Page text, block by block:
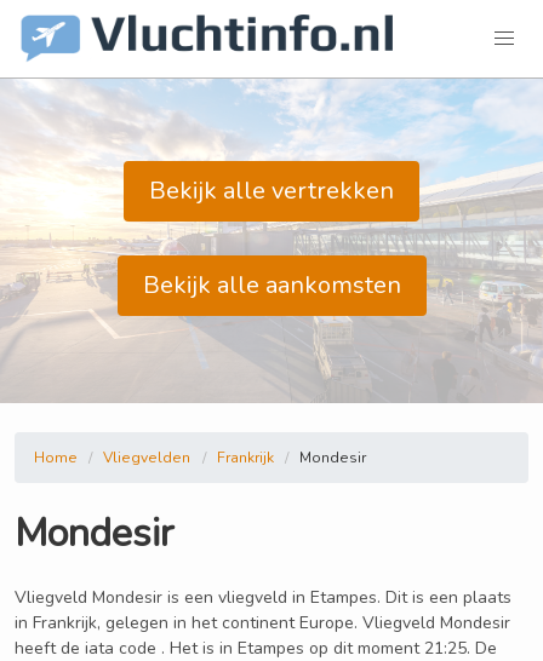
Bekijk alle vertrekken
Bekijk alle aankomsten
Home Vliegvelden Frankrijk Mondesir
Mondesir
Vliegveld Mondesir is een vliegveld in Etampes. Dit is een plaats
in Frankrijk, gelegen in het continent Europe. Vliegveld Mondesir
heeft de iata code . Het is in Etampes op dit moment 21:25. De